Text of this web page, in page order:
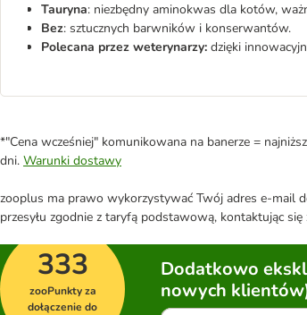
Tauryna: niezbędny aminokwas dla kotów,
Bez: sztucznych barwników i konserwantów.
Polecana przez weterynarzy: dzięki
*"Cena wcześniej" komunikowana na banerze =
dni. Warunki dostawy
zooplus ma prawo wykorzystywać Twój adres e-mail
przesyłu zgodnie z taryfą podstawową, kontaktując
333
zooPunkty za
dołączenie do
Dodatkowo
nowych